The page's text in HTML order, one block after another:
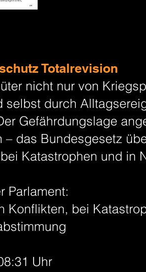
Totalrevision
nicht nur von
selbst durch
Gefährdungslage
das Bundesgesetz
Katastrophen und in
Parlament:
Konflikten, bei
Uhr